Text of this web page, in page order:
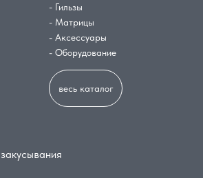
- Гильзы
- Матрицы
- Аксессуары
- Оборудование
весь каталог